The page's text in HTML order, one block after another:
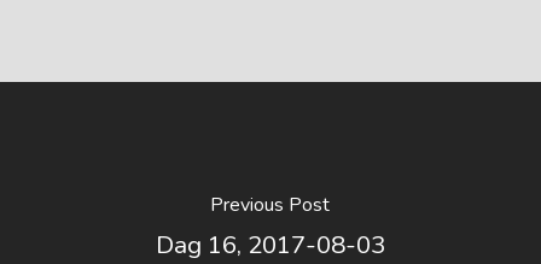
Previous Post
Dag 16, 2017-08-03